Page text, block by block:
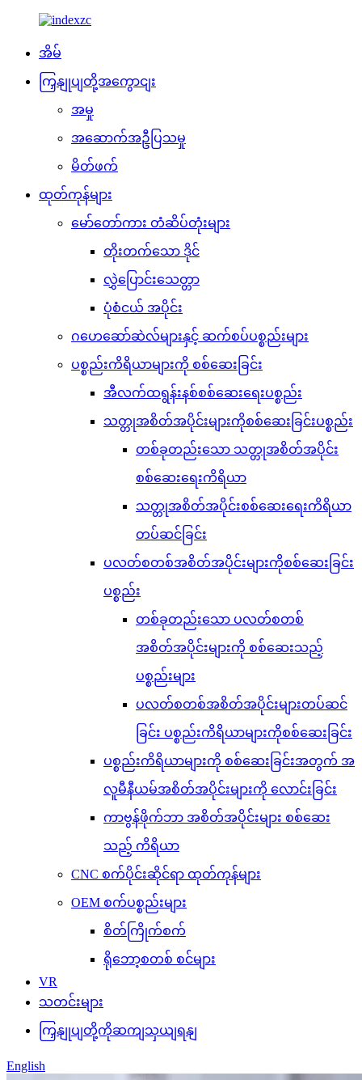
အိမ်
ကြှနျုပျတို့အကွောငျး
အမှု
အဆောက်အဦပြသမှု
မိတ်ဖက်
ထုတ်ကုန်များ
မော်တော်ကား တံဆိပ်တုံးများ
တိုးတက်သော ဒိုင်
လွှဲပြောင်းသေတ္တာ
ပုံစံငယ် အပိုင်း
ဂဟေဆော်ဆဲလ်များနှင့် ဆက်စပ်ပစ္စည်းများ
ပစ္စည်းကိရိယာများကို စစ်ဆေးခြင်း
အီလက်ထရွန်းနစ်စစ်ဆေးရေးပစ္စည်း
သတ္တုအစိတ်အပိုင်းများကိုစစ်ဆေးခြင်းပစ္စည်း
တစ်ခုတည်းသော သတ္တုအစိတ်အပိုင်း
စစ်ဆေးရေးကိရိယာ
သတ္တုအစိတ်အပိုင်းစစ်ဆေးရေးကိရိယာ
တပ်ဆင်ခြင်း
ပလတ်စတစ်အစိတ်အပိုင်းများကိုစစ်ဆေးခြင်း
ပစ္စည်း
တစ်ခုတည်းသော ပလတ်စတစ်
အစိတ်အပိုင်းများကို စစ်ဆေးသည့်
ပစ္စည်းများ
ပလတ်စတစ်အစိတ်အပိုင်းများတပ်ဆင်
ခြင်း ပစ္စည်းကိရိယာများကိုစစ်ဆေးခြင်း
ပစ္စည်းကိရိယာများကို စစ်ဆေးခြင်းအတွက် အ
လူမီနီယမ်အစိတ်အပိုင်းများကို လောင်းခြင်း
ကာဗွန်ဖိုက်ဘာ အစိတ်အပိုင်းများ စစ်ဆေး
သည့် ကိရိယာ
CNC စက်ပိုင်းဆိုင်ရာ ထုတ်ကုန်များ
OEM စက်ပစ္စည်းများ
စိတ်ကြိုက်စက်
ရိုဘော့စတစ် စင်များ
VR
သတင်းများ
ကြှနျုပျတို့ကိုဆကျသှယျရနျ
English